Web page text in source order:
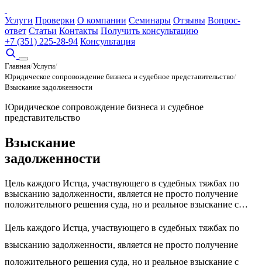
Услуги Проверки О компании Семинары Отзывы Вопрос-
ответ Статьи Контакты Получить консультацию
+7 (351) 225-28-94 Консультация
Главная/Услуги/
Юридическое сопровождение бизнеса и судебное представительство/
Взыскание задолженности
Юридическое сопровождение бизнеса и судебное
представительство
Взыскание
задолженности
Цель каждого Истца, участвующего в судебных тяжбах по
взысканию задолженности, является не просто получение
положительного решения суда, но и реальное взыскание с…
Цель каждого Истца, участвующего в судебных тяжбах по
взысканию задолженности, является не просто получение
положительного решения суда, но и реальное взыскание с